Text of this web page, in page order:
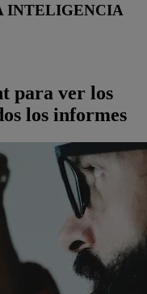
INTELIGENCIA
para ver los
los informes